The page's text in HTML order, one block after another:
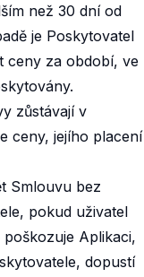
než 30 dní od
je Poskytovatel
ceny za období, ve
zůstávají v
ceny, jejího placení
Smlouvu bez
pokud uživatel
Aplikaci,
dopustí